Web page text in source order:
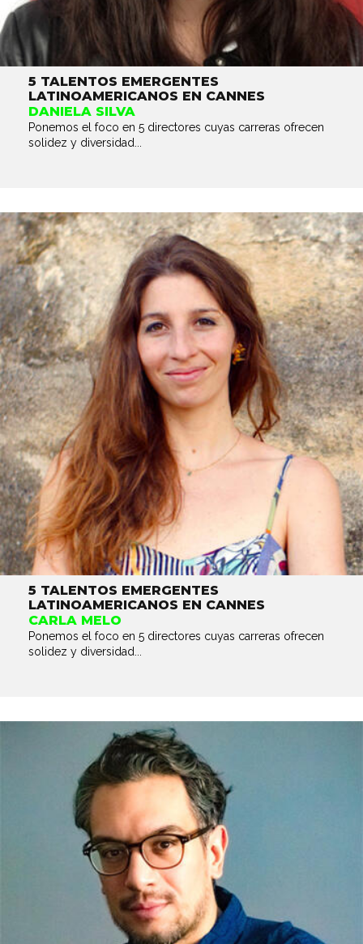
5 TALENTOS EMERGENTES
LATINOAMERICANOS EN CANNES
DANIELA SILVA
Ponemos el foco en 5 directores cuyas carreras ofrecen
solidez y diversidad...
5 TALENTOS EMERGENTES
LATINOAMERICANOS EN CANNES
CARLA MELO
Ponemos el foco en 5 directores cuyas carreras ofrecen
solidez y diversidad...